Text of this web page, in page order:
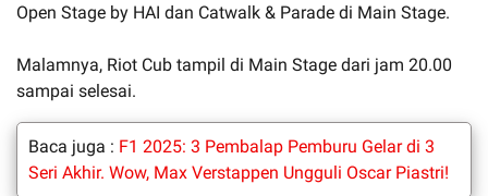
Open Stage by HAI dan Catwalk & Parade di Main Stage.
Malamnya, Riot Cub tampil di Main Stage dari jam 20.00
sampai selesai.
Baca juga : F1 2025: 3 Pembalap Pemburu Gelar di 3
Seri Akhir. Wow, Max Verstappen Ungguli Oscar Piastri!